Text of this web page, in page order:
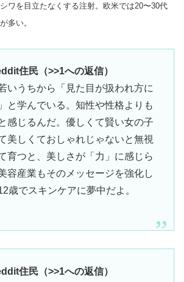
ワを目立たなくする注射。欧米では20〜30代
多い。
住民（>>1への返信）
いうちから「見た目が扱われ方に
と学んでいる。知性や性格よりも
感じるんだ。優しくて賢い女の子
美しくておしゃれじゃないと無視
育つと、美しさが「力」に感じら
容産業もそのメッセージを強化し
歳でスキンケアに夢中だよ。
住民（>>1への返信）